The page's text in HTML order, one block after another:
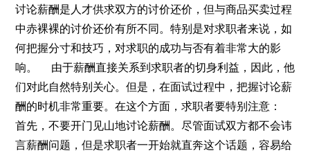
讨论薪酬是人才供求双方的讨价还价，但与商品买卖过程
中赤裸裸的讨价还价有所不同。特别是对求职者来说，如
何把握分寸和技巧，对求职的成功与否有着非常大的影
响。 由于薪酬直接关系到求职者的切身利益，因此，他
们对此自然特别关心。但是，在面试过程中，把握讨论薪
酬的时机非常重要。在这个方面，求职者要特别注意：
首先，不要开门见山地讨论薪酬。尽管面试双方都不会讳
言薪酬问题，但是求职者一开始就直奔这个话题，容易给